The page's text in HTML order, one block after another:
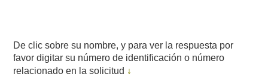
De clic sobre su nombre, y para ver la respuesta por
favor digitar su número de identificación o número
relacionado en la solicitud ↓